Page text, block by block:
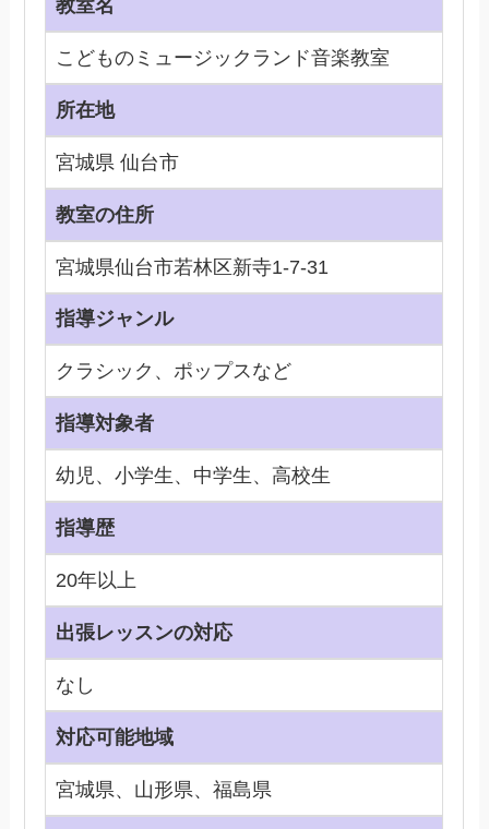
教室名
こどものミュージックランド音楽教室
所在地
宮城県 仙台市
教室の住所
宮城県仙台市若林区新寺1-7-31
指導ジャンル
クラシック、ポップスなど
指導対象者
幼児、小学生、中学生、高校生
指導歴
20年以上
出張レッスンの対応
なし
対応可能地域
宮城県、山形県、福島県